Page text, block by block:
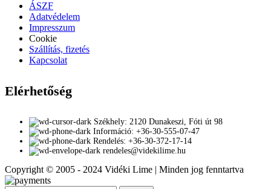
ÁSZF
Adatvédelem
Impresszum
Cookie
Szállítás, fizetés
Kapcsolat
Elérhetőség
Székhely: 2120 Dunakeszi, Fóti út 98
Információ: +36-30-555-07-47
Rendelés: +36-30-372-17-14
rendeles@videkilime.hu
Copyright © 2005 - 2024 Vidéki Lime | Minden jog fenntartva